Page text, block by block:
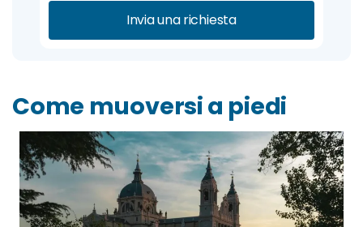
Invia una richiesta
Come muoversi a piedi